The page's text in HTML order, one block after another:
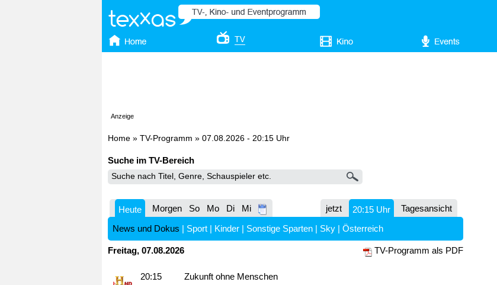
Anzeige
Home » TV-Programm » 07.08.2026 - 20:15 Uhr
Suche im TV-Bereich
Heute Morgen So Mo Di Mi jetzt 20:15 Uhr
Tagesansicht
News und Dokus | Sport | Kinder | Sonstige Sparten | Sky | Österreich
Freitag, 07.08.2026 TV-Programm als PDF
20:15
Zukunft ohne Menschen